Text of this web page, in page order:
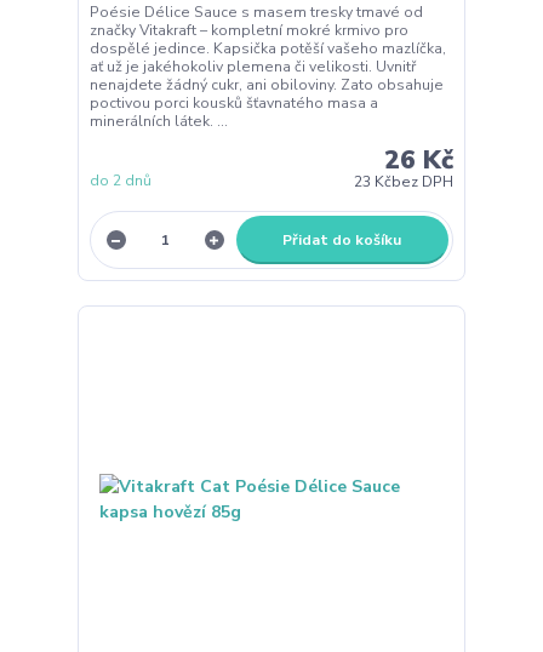
Poésie Délice Sauce s masem tresky tmavé od
značky Vitakraft – kompletní mokré krmivo pro
dospělé jedince. Kapsička potěší vašeho mazlíčka,
ať už je jakéhokoliv plemena či velikosti. Uvnitř
nenajdete žádný cukr, ani obiloviny. Zato obsahuje
poctivou porci kousků šťavnatého masa a
minerálních látek. ...
26 Kč
23 Kčbez DPH
do 2 dnů
Přidat do košíku